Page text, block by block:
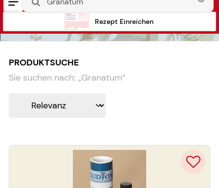
Rezept Einreichen
PRODUKTSUCHE
Sie suchen nach: „Granatum“